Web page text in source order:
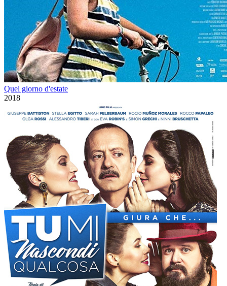
Quel giorno d'estate
2018